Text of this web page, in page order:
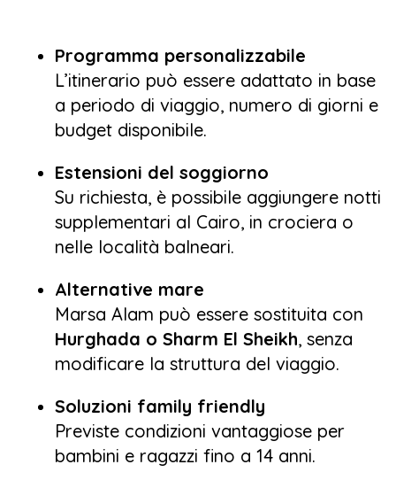
Programma personalizzabile
L’itinerario può essere adattato in base
a periodo di viaggio, numero di giorni e
budget disponibile.
Estensioni del soggiorno
Su richiesta, è possibile aggiungere notti
supplementari al Cairo, in crociera o
nelle località balneari.
Alternative mare
Marsa Alam può essere sostituita con
Hurghada o Sharm El Sheikh, senza
modificare la struttura del viaggio.
Soluzioni family friendly
Previste condizioni vantaggiose per
bambini e ragazzi fino a 14 anni.